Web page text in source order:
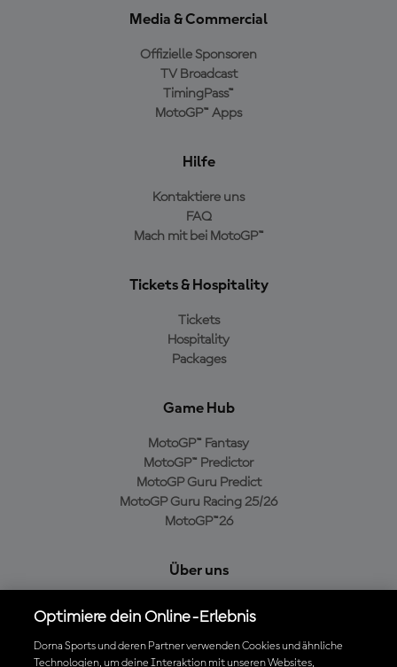
Media & Commercial
Offizielle Sponsoren
TV Broadcast
TimingPass™
MotoGP™ Apps
Hilfe
Kontaktiere uns
FAQ
Mach mit bei MotoGP™
Tickets & Hospitality
Tickets
Hospitality
Packages
Game Hub
MotoGP™ Fantasy
MotoGP™ Predictor
MotoGP Guru Predict
MotoGP Guru Racing 25/26
MotoGP™26
Über uns
Cookie-Richtlinien
Geschäftsbedingungen
Optimiere dein Online-Erlebnis
Dorna Sports und deren Partner verwenden Cookies und ähnliche
Technologien, um deine Interaktion mit unseren Websites,